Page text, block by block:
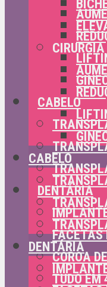
CABELO
DENTÁRIA
FACETAS
COROA
TUDO EM
CABELO
DENTÁRIA